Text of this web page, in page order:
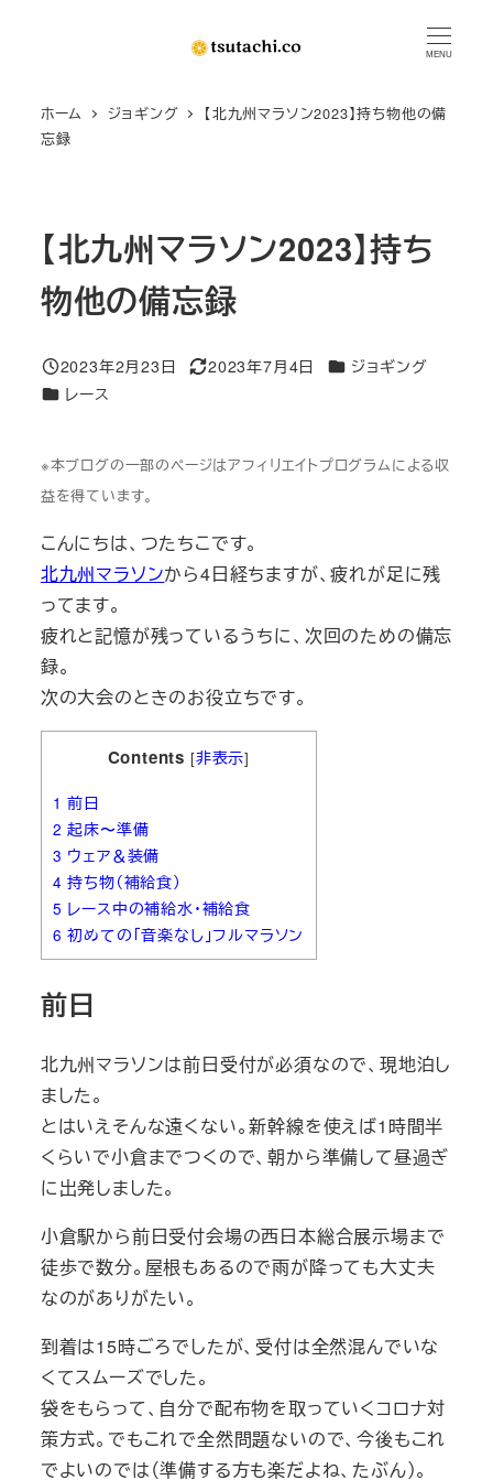
MENU
ホーム ジョギング
【北九州マラソン2023】持ち物他の備
忘録
【北九州マラソン2023】持ち
物他の備忘録
投稿日
2023年2月23日
更新日
2023年7月4日 カテゴリー
ジョギング
カテゴリー
レース
※本ブログの一部のページはアフィリエイトプログラムによる収
益を得ています。
こんにちは、つたちこです。
北九州マラソンから4日経ちますが、疲れが足に残
ってます。
疲れと記憶が残っているうちに、次回のための備忘
録。
次の大会のときのお役立ちです。
Contents [非表示]
1 前日
2 起床〜準備
3 ウェア＆装備
4 持ち物（補給食）
5 レース中の補給水・補給食
6 初めての「音楽なし」フルマラソン
前日
北九州マラソンは前日受付が必須なので、現地泊し
ました。
とはいえそんな遠くない。新幹線を使えば1時間半
くらいで小倉までつくので、朝から準備して昼過ぎ
に出発しました。
小倉駅から前日受付会場の西日本総合展示場まで
徒歩で数分。屋根もあるので雨が降っても大丈夫
なのがありがたい。
到着は15時ごろでしたが、受付は全然混んでいな
くてスムーズでした。
袋をもらって、自分で配布物を取っていくコロナ対
策方式。でもこれで全然問題ないので、今後もこれ
でよいのでは（準備する方も楽だよね、たぶん）。